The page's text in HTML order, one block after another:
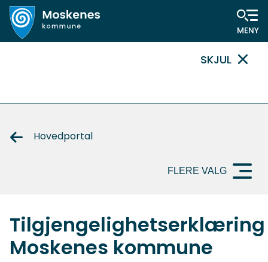
MELDING
SKJUL
Hovedportal
FLERE VALG
Tilgjengelighetserklæring
Moskenes kommune